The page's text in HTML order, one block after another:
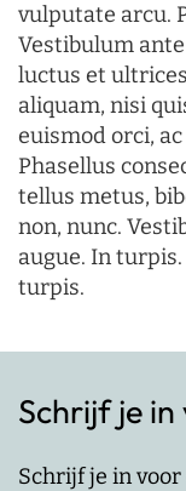
vulputate arcu.
Vestibulum
luctus et
aliquam, nisi
euismod orci,
Phasellus
tellus metus,
non, nunc.
augue. In
turpis.
Schrijf je
Schrijf je in